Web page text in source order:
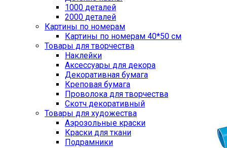
1000 деталей
2000 деталей
Картины по номерам
Картины по номерам 40*50 см
Товары для творчества
Наклейки
Аксессуары для декора
Декоративная бумага
Креповая бумага
Проволока для творчества
Скотч декоративный
Товары для художества
Аэрозольные краски
Краски для ткани
Подрамники